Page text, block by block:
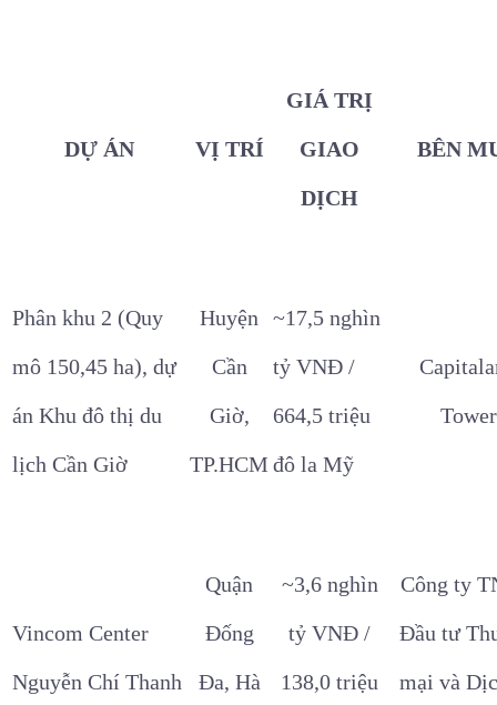
DỰ ÁN VỊ TRÍ
GIÁ TRỊ
GIAO
DỊCH
BÊN
Phân khu 2 (Quy
mô 150,45 ha), dự
án Khu đô thị du
lịch Cần Giờ
Huyện
Cần
Giờ,
TP.HCM
~17,5 nghìn
tỷ VNĐ /
664,5 triệu
đô la Mỹ
Tower
Vincom Center
Nguyễn Chí Thanh
Quận
Đống
Đa, Hà
~3,6 nghìn
tỷ VNĐ /
138,0 triệu
Công ty
Đầu tư
mại và